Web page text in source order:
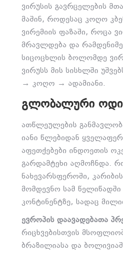
ვირუსის გავრცელების
მაშინ, როდესაც კოღო
ვირემიის ფაზაში, როცა
მრავლდება და
სიცოცხლის ბოლომდე
ვირუსს მის სისხლში
→ კოღო → ადამიანი.
ᲒᲚᲝᲑᲐᲚᲣᲠᲘ
ათწლეულების
იანი წლებიდან
აფეთქებები ინდოეთის
გარდამტეხი აღმოჩნდა.
ნახევარსფეროში,
მომდევნო სამ წელიწადში
კონტინენტზე, სადაც
ევროპის დაავადებათა
რიცხვებისთვის
ბრაზილიასა და